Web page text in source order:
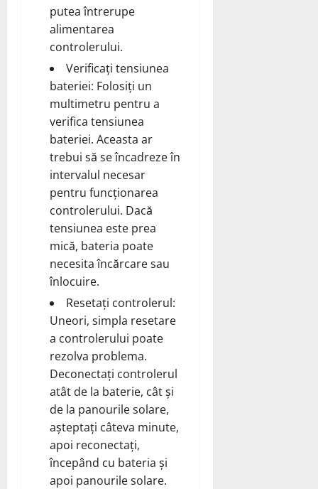
putea întrerupe
alimentarea
controlerului.
Verificați tensiunea
bateriei: Folosiți un
multimetru pentru a
verifica tensiunea
bateriei. Aceasta ar
trebui să se încadreze în
intervalul necesar
pentru funcționarea
controlerului. Dacă
tensiunea este prea
mică, bateria poate
necesita încărcare sau
înlocuire.
Resetați controlerul:
Uneori, simpla resetare
a controlerului poate
rezolva problema.
Deconectați controlerul
atât de la baterie, cât și
de la panourile solare,
așteptați câteva minute,
apoi reconectați,
începând cu bateria și
apoi panourile solare.